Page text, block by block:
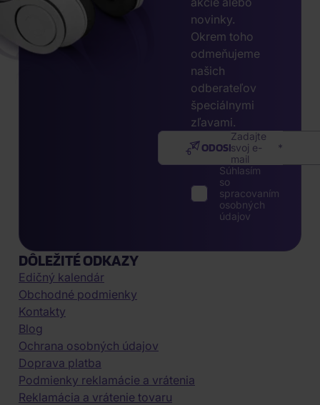
novinky.
Okrem toho
odmeňujeme
našich
odberateľov
špeciálnymi
zľavami.
Zadajte
svoj e-
mail
ODOSLAŤ
Súhlasím
so
spracovaním
osobných
údajov
DÔLEŽITÉ ODKAZY
Edičný kalendár
Obchodné podmienky
Kontakty
Blog
Ochrana osobných údajov
Doprava platba
Podmienky reklamácie a vrátenia
Reklamácia a vrátenie tovaru